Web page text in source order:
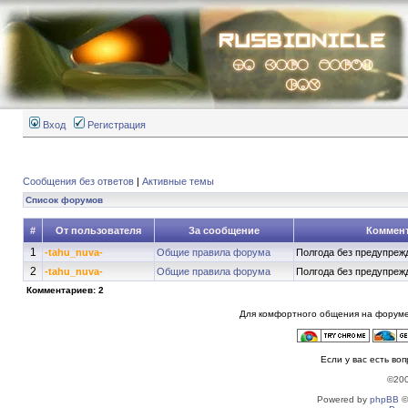
Вход Регистрация
Сообщения без ответов | Активные темы
Список форумов
# От пользователя За сообщение
1 -tahu_nuva- Общие правила форума Полгода без
2 -tahu_nuva- Общие правила форума Полгода без
Комментариев: 2
Для комфортного общения на
Если у вас есть
Powered by phpBB